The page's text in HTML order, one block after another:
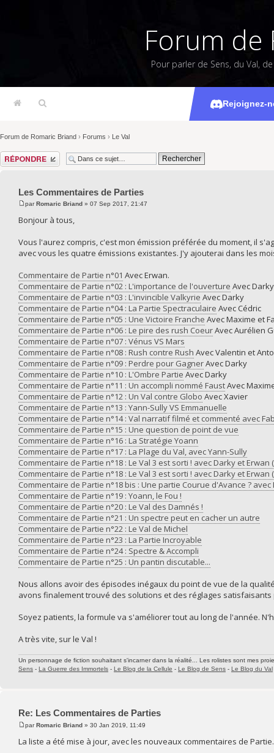
Forum de
Pour parler de Sens, du Val,
Rejoignez-
Les
Forum de Romaric Briand › Forums › Le Val
Répondre
Les Commentaires de Parties
parRomaric Briand » 07 Sep 2017, 21:47
Bonjour à tous,
Vous l'aurez compris, c'est mon émission préférée du moment, il
avec vous les quatre émissions existantes. J'y ajouterai dans les
Commentaire de Partie n°01 Avec Erwan.
Commentaire de Partie n°02 : L'importance de l'ouverture Avec
Commentaire de Partie n°03 : L'invincible Valkyrie Avec Darky
Commentaire de Partie n°04 : La Partie Spectraculaire Avec Cédric
Commentaire de Partie n°05 : Une Victoire Franche Avec Maxime et
Commentaire de Partie n°06 : Le pire des rush CoeurAvec Aurélien
Commentaire de Partie n°07 : Vénus VS Mars
Commentaire de Partie n°08 : Rush contre Rush Avec Valentin et
Commentaire de Partie n°09 : Perdre pour GagnerAvec Darky
Commentaire de Partie n°10 : L'Ombre Partie Avec Darky
Commentaire de Partie n°11 : Un accompli nommé FaustAvec
Commentaire de Partie n°12 : Un Val contre Globo Avec Xavier
Commentaire de Partie n°13 : Yann-Sully VS Emmanuelle
Commentaire de Partie n°14 : Val narratif filmé et commenté avec
Commentaire de Partie n°15 : Une question de point de vue
Commentaire de Partie n°16 : La Stratégie Yoann
Commentaire de Partie n°17 : La Plage du Val, avec Yann-Sully
Commentaire de Partie n°18 : Le Val 3 est sorti ! avec Darky et Erwan
Commentaire de Partie n°18 : Le Val 3 est sorti ! avec Darky et Erwan
Commentaire de Partie n°18 bis : Une partie Courue d'Avance ? avec
Commentaire de Partie n°19 : Yoann, le Fou !
Commentaire de Partie n°20 : Le Val des Damnés !
Commentaire de Partie n°21 : Un spectre peut en cacher un autre
Commentaire de Partie n°22 : Le Val de Michel
Commentaire de Partie n°23 : La Partie Incroyable
Commentaire de Partie n°24 : Spectre & Accompli
Commentaire de Partie n°25 : Un pantin discutable...
Nous allons avoir des épisodes inégaux du point de vue de la
avons finalement trouvé des solutions et des réglages
Soyez patients, la formule va s'améliorer tout au long de l'année.
A très vite, sur le Val !
Un personnage de fiction souhaitant s'incarner dans la réalité... Les rolistes sont mes
Sens - La Guerre des Immortels - Le Blog de la Cellule - Le Blog de Sens - Le Blog du Val
Re: Les Commentaires de Parties
parRomaric Briand » 30 Jan 2019, 11:49
La liste a été mise à jour, avec les nouveaux commentaires de Partie.